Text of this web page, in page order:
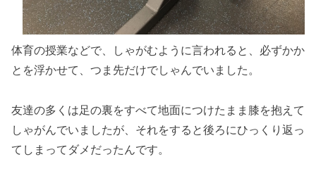
体育の授業などで、しゃがむように言われると、必ずかか
とを浮かせて、つま先だけでしゃんでいました。
友達の多くは足の裏をすべて地面につけたまま膝を抱えて
しゃがんでいましたが、それをすると後ろにひっくり返っ
てしまってダメだったんです。